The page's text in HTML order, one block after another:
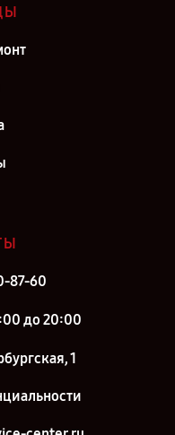
87-60
до 20:00
1